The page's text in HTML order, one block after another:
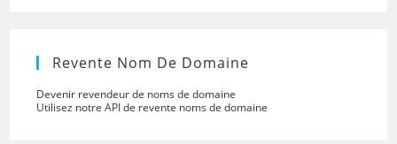
Revente Nom De Domaine
Devenir revendeur de noms de domaine
Utilisez notre API de revente noms de domaine